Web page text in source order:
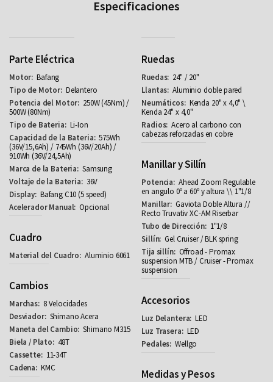
Especificaciones
Parte Eléctrica
Bafang
Delantero
250W (45Nm) /
500W (80Nm)
Li-Ion
575Wh
(36V/15,6Ah) / 745Wh (36V/20Ah) /
910Wh (36V/24,5Ah)
Samsung
36V
Bafang C10 (5 speed)
Opcional
Cuadro
Aluminio 6061
Cambios
8 Velocidades
Shimano Acera
Shimano M315
48T
11-34T
KMC
Ruedas
24" / 20"
Aluminio doble pared
Kenda 20" x 4,0" \
Kenda 24" x 4,0"
Acero al carbono con
cabezas reforzadas en cobre
Manillar y Sillín
Ahead Zoom Regulable
en angulo 0º a 60º y altura \\ 1"1/8
Gaviota Doble Altura //
Recto Truvativ XC-AM Riserbar
1"1/8
Gel Cruiser / BLK spring
Offroad - Promax
suspension MTB / Cruiser - Promax
suspension
Accesorios
LED
LED
Wellgo
Medidas y Pesos